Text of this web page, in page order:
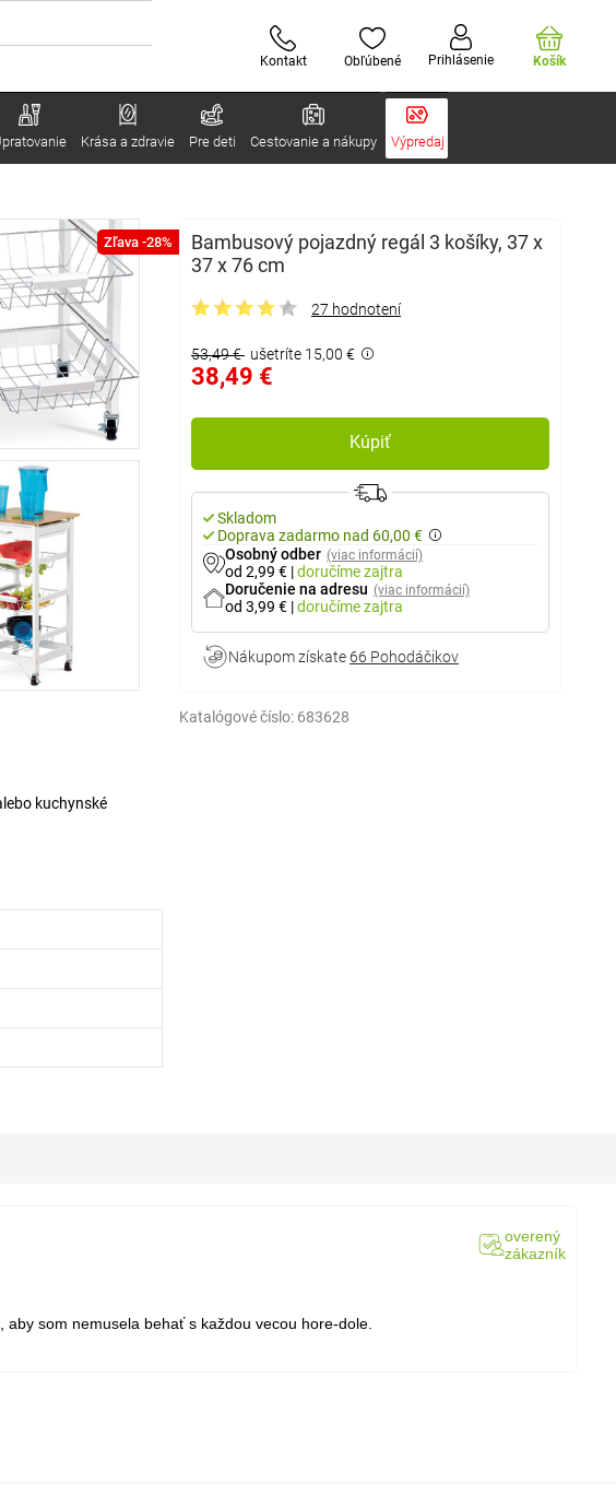
Kontakt Obľúbené Prihlásenie Košík
Krása a zdravie Pre deti Cestovanie a nákupy Výpredaj
Zľava -28%
Bambusový pojazdný regál 3 košíky, 37 x
37 x 76 cm
27 hodnotení
53,49 € ušetríte 15,00 €
38,49 €
Kúpiť
Skladom
Doprava zadarmo nad 60,00 €
Osobný odber (viac informácií)
od 2,99 € |doručímezajtra
Doručenie na adresu (viac informácií)
od 3,99 € |doručímezajtra
Nákupom získate 66 Pohodáčikov
Katalógové číslo: 683628
kuchynské
overený
zákazník
som nemusela behať s každou vecou hore-dole.